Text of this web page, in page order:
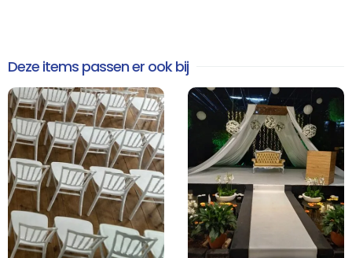
Deze items passen er ook bij